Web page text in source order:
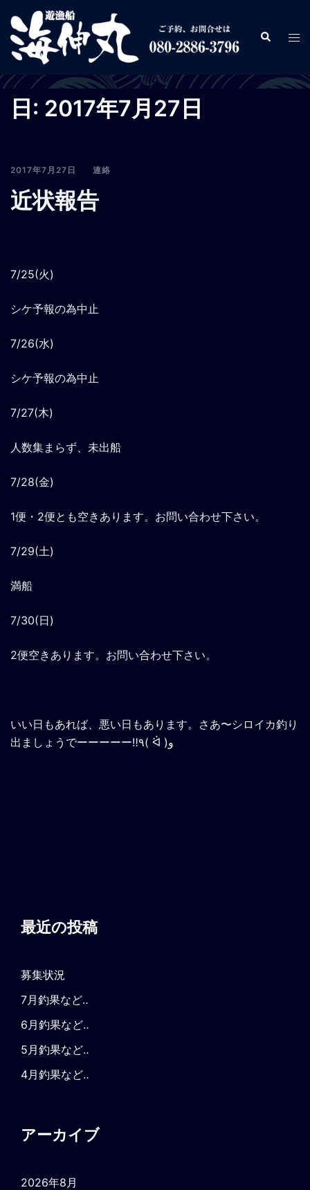
ツ
検
索
ト
メ
日: 2017年7月27日
2017年7月27日 連絡
近状報告
7/25(火)
シケ予報の為中止
7/26(水)
シケ予報の為中止
7/27(木)
人数集まらず、未出船
7/28(金)
1便・2便とも空きあります。お問い合わせ下さい。
7/29(土)
満船
7/30(日)
2便空きあります。お問い合わせ下さい。
いい日もあれば、悪い日もあります。さあ〜シロイカ釣り
出ましょうでーーーーー‼٩( ᐛ )و
最近の投稿
募集状況
7月釣果など‥
6月釣果など‥
5月釣果など‥
4月釣果など‥
アーカイブ
2026年8月